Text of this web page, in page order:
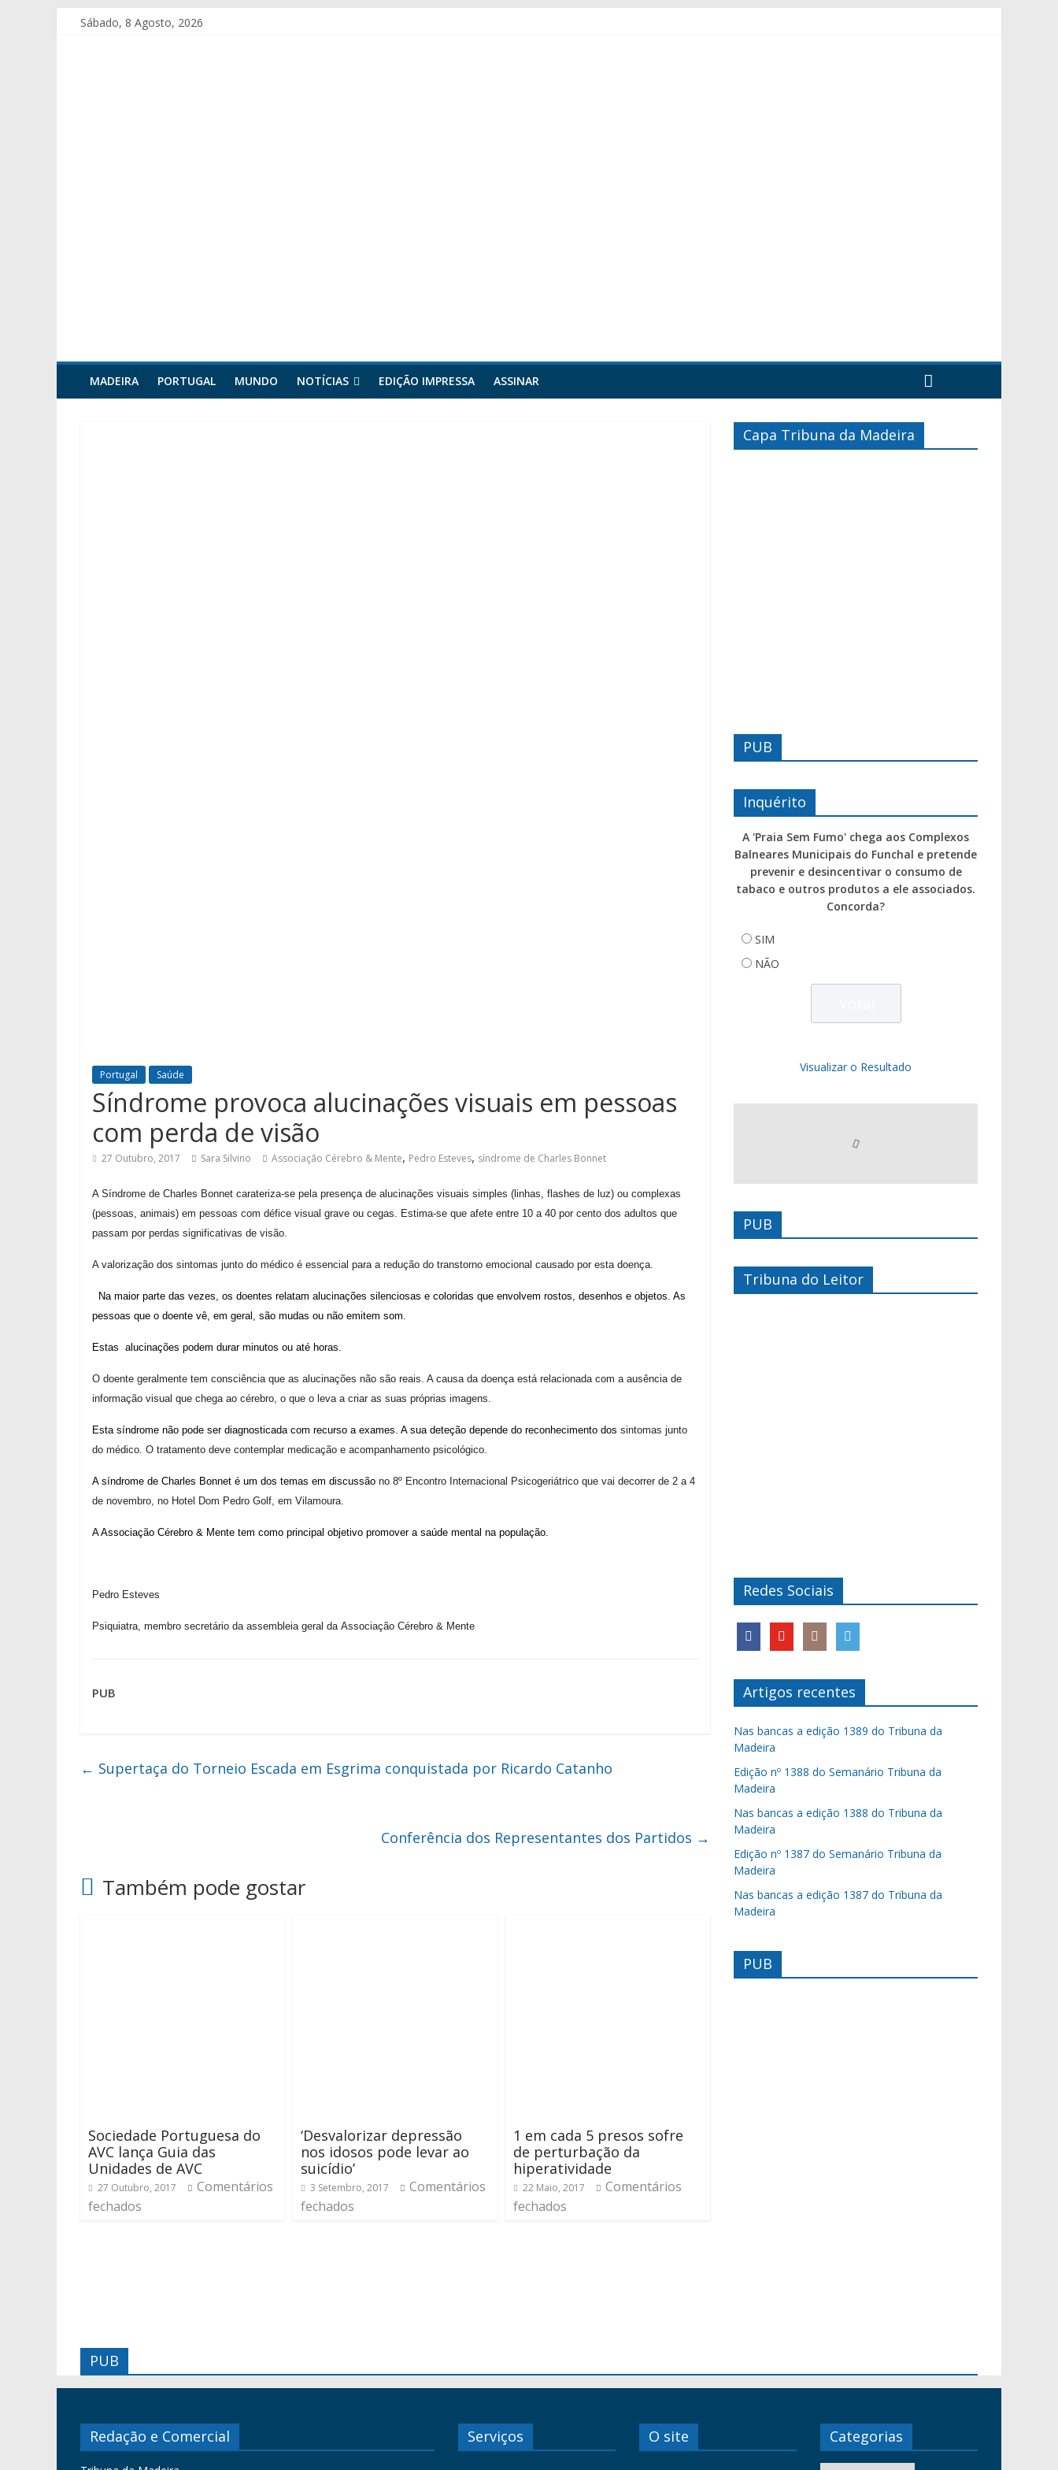
Sábado, 8 Agosto, 2026
MADEIRA PORTUGAL MUNDO NOTÍCIAS EDIÇÃO IMPRESSA ASSINAR
Portugal Saúde
Síndrome provoca alucinações visuais em pessoas
com perda de visão
27 Outubro, 2017 Sara Silvino Associação Cérebro & Mente, Pedro Esteves, síndrome de Charles Bonnet
A Síndrome de Charles Bonnet carateriza-se pela presença de alucinações visuais simples (linhas, flashes de luz) ou complexas
(pessoas, animais) em pessoas com défice visual grave ou cegas. Estima-se que afete entre 10 a 40 por cento dos adultos que
passam por perdas significativas de visão.
A valorização dos sintomas junto do médico é essencial para a redução do transtorno emocional causado por esta doença.
Na maior parte das vezes, os doentes relatam alucinações silenciosas e coloridas que envolvem rostos, desenhos e objetos. As
pessoas que o doente vê, em geral, são mudas ou não emitem som.
Estas alucinações podem durar minutos ou até horas.
O doente geralmente tem consciência que as alucinações não são reais. A causa da doença está relacionada com a ausência de
informação visual que chega ao cérebro, o que o leva a criar as suas próprias imagens.
Esta síndrome não pode ser diagnosticada com recurso a exames. A sua deteção depende do reconhecimento dos sintomas junto
do médico. O tratamento deve contemplar medicação e acompanhamento psicológico.
A síndrome de Charles Bonnet é um dos temas em discussão no 8º Encontro Internacional Psicogeriátrico que vai decorrer de 2 a 4
de novembro, no Hotel Dom Pedro Golf, em Vilamoura.
A Associação Cérebro & Mente tem como principal objetivo promover a saúde mental na população.
Pedro Esteves
Psiquiatra, membro secretário da assembleia geral da Associação Cérebro & Mente
PUB
← Supertaça do Torneio Escada em Esgrima conquistada por Ricardo Catanho
Conferência dos Representantes dos Partidos →
Também pode gostar
Sociedade Portuguesa do
AVC lança Guia das
Unidades de AVC
27 Outubro, 2017
Comentários
fechados
‘Desvalorizar depressão
nos idosos pode levar ao
suicídio’
3 Setembro, 2017
Comentários
fechados
1 em cada 5 presos sofre
de perturbação da
hiperatividade
22 Maio, 2017
Comentários
fechados
Capa Tribuna da Madeira
PUB
Inquérito
A 'Praia Sem Fumo' chega aos Complexos
Balneares Municipais do Funchal e pretende
prevenir e desincentivar o consumo de
tabaco e outros produtos a ele associados.
Concorda?
SIM
NÃO
Visualizar o Resultado
PUB
Tribuna do Leitor
Redes Sociais
Artigos recentes
Nas bancas a edição 1389 do Tribuna da
Madeira
Edição nº 1388 do Semanário Tribuna da
Madeira
Nas bancas a edição 1388 do Tribuna da
Madeira
Edição nº 1387 do Semanário Tribuna da
Madeira
Nas bancas a edição 1387 do Tribuna da
Madeira
PUB
PUB
Redação e Comercial Serviços O site Categorias